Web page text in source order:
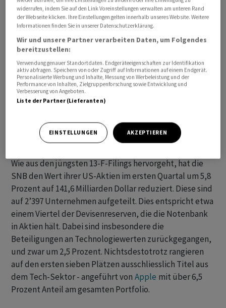
In den Filings befinden sich neben Grössen wie Warren
Buffet oder George Soros auch Schweizer Institutionen
wie dieSchweizerische Nationalbank(SNB) sowie
einige grosse Schweizer Banken und Versicherungen.
Seit dieser Woche sind nun einige der Filings von den
Schweizer Nationalbank (SNB)
Wie aus den jüngsten 13-F-Filings hervorgeht, hat die
SNB den Wert ihrer US-Aktien im ersten Quartal um 5,8
Prozent auf 141,6 Milliarden Dollar reduziert. Diese sind
auf 2’397 Unternehmen aufgeteilt. Dies entspricht etwa
einem Viertel der Devisenreserven, die die Notenbank
in Aktien hält. Dabei sind insbesondere die
Beteiligungen an Technologiewerten zurückgegangen,
und zwar um 2,5 Prozent. Nichtsdestotrotz rangieren
auf den ersten sieben Plätzen ausschliesslich Titel aus
dem Tech-Sektor - angeführt von Apple mit über 6,5
Prozent Anteil am gesamten Portfolio.
widerrufen, indem Sie auf den Link Voreinstellungen verwalten am unteren Rand
der Webseite klicken. Ihre Einstellungen gelten innerhalb unseres Website. Weitere
Informationen finden Sie in unserer Datenschutzerklärung.
Wir und unsere Partner verarbeiten Daten, um Folgendes
bereitzustellen:
Verwendung genauer Standortdaten. Endgeräteeigenschaften zur Identifikation
aktiv abfragen. Speichern von oder Zugriff auf Informationen auf einem Endgerät.
Personalisierte Werbung und Inhalte, Messung von Werbeleistung und der
Performance von Inhalten, Zielgruppenforschung sowie Entwicklung und
Verbesserung von Angeboten.
Liste der Partner (Lieferanten)
EINSTELLUNGEN AKZEPTIEREN